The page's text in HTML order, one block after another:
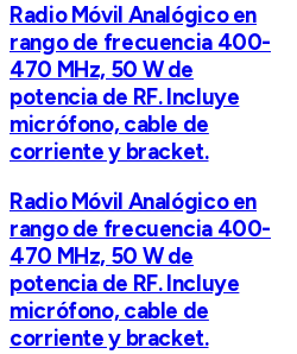
Radio Móvil Analógico en
rango de frecuencia 400-
470 MHz, 50 W de
potencia de RF. Incluye
micrófono, cable de
corriente y bracket.
Radio Móvil Analógico en
rango de frecuencia 400-
470 MHz, 50 W de
potencia de RF. Incluye
micrófono, cable de
corriente y bracket.